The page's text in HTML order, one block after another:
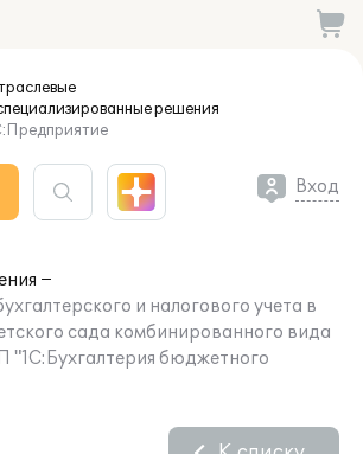
решения
Вход
и налогового учета в
сада комбинированного вида
"1С:Бухгалтерия бюджетного